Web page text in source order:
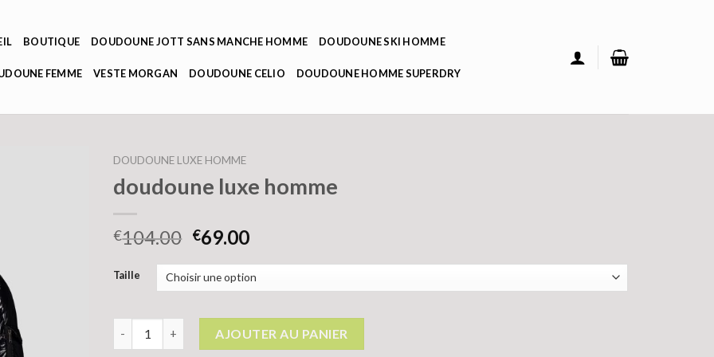
BOUTIQUE DOUDOUNE JOTT SANS MANCHE HOMME DOUDOUNE SKI HOMME
FEMME VESTE MORGAN DOUDOUNE CELIO DOUDOUNE HOMME SUPERDRY
DOUDOUNE LUXE HOMME
doudoune luxe homme
€104.00 €69.00
Taille
AJOUTER AU PANIER